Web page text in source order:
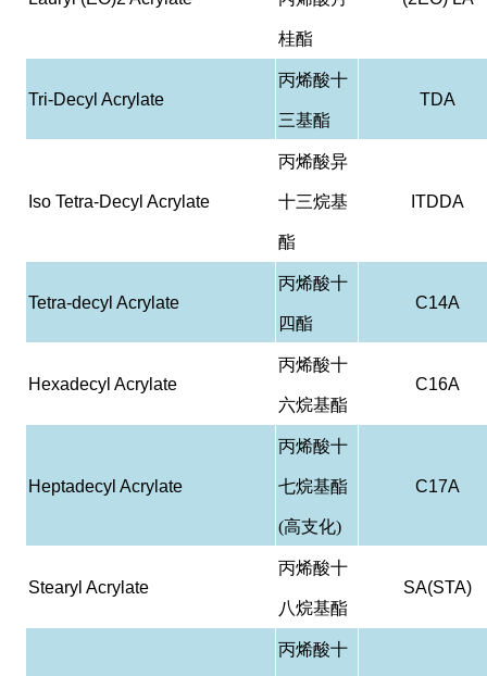
桂酯
Tri-Decyl Acrylate
丙烯酸十
三基酯
TDA
Iso Tetra-Decyl Acrylate
丙烯酸异
十三烷基
酯
ITDDA
Tetra-decyl Acrylate
丙烯酸十
四酯
C14A
Hexadecyl Acrylate
丙烯酸十
六烷基酯
C16A
Heptadecyl Acrylate
丙烯酸十
七烷基酯
(高支化)
C17A
Stearyl Acrylate
丙烯酸十
八烷基酯
SA(STA)
丙烯酸十